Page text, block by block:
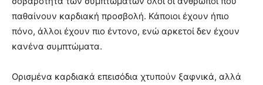
παθαίνουν καρδιακή προσβολή. Κάποιοι έχουν ήπιο
πόνο, άλλοι έχουν πιο έντονο, ενώ αρκετοί δεν έχουν
κανένα συμπτώματα.
Ορισμένα καρδιακά επεισόδια χτυπούν ξαφνικά, αλλά